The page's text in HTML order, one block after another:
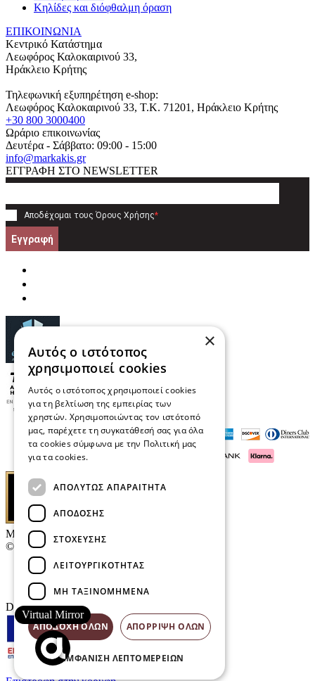
Κηλίδες και διόφθαλμη όραση
ΕΠΙΚΟΙΝΩΝΙΑ
Κεντρικό Κατάστημα
Λεωφόρος Καλοκαιρινού 33,
Ηράκλειο Κρήτης
Τηλεφωνική εξυπηρέτηση e-shop:
Λεωφόρος Καλοκαιρινού 33, T.K. 71201, Ηράκλειο Κρήτης
+30 800 3000400
Ωράριο επικοινωνίας
Δευτέρα - Σάββατο: 09:00 - 15:00
info@markakis.gr
ΕΓΓΡΑΦΗ ΣΤΟ NEWSLETTER
Αποδέχομαι τους Όρους Χρήσης*
Εγγραφή
Μαρκάκης Οπτικά
© 2026
Επικοινωνία
E-Volution Awards
Designed & developed by
Virtual Mirror
×
Αυτός ο ιστότοπος
χρησιμοποιεί cookies
Αυτός ο ιστότοπος χρησιμοποιεί cookies
για τη βελτίωση της εμπειρίας των
χρηστών. Χρησιμοποιώντας τον ιστότοπό
μας, παρέχετε τη συγκατάθεσή σας για όλα
τα cookies σύμφωνα με την Πολιτική μας
για τα cookies.
ΑΠΟΛΎΤΩΣ ΑΠΑΡΑΊΤΗΤΑ
ΑΠΌΔΟΣΗΣ
ΣΤΌΧΕΥΣΗΣ
ΛΕΙΤΟΥΡΓΙΚΌΤΗΤΑΣ
ΜΗ ΤΑΞΙΝΟΜΗΜΈΝΑ
ΑΠΟΔΟΧΉ ΌΛΩΝ ΑΠΌΡΡΙΨΗ ΌΛΩΝ
ΕΜΦΆΝΙΣΗ ΛΕΠΤΟΜΕΡΕΙΏΝ